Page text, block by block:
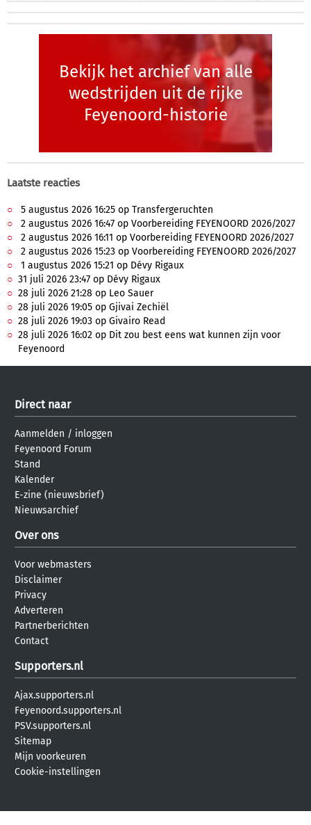
Bekijk het archief van alle
wedstrijden uit de rijke
Feyenoord-historie
Laatste reacties
5 augustus 2026 16:25 op Transfergeruchten
2 augustus 2026 16:47 op Voorbereiding FEYENOORD 2026/2027
2 augustus 2026 16:11 op Voorbereiding FEYENOORD 2026/2027
2 augustus 2026 15:23 op Voorbereiding FEYENOORD 2026/2027
1 augustus 2026 15:21 op Dévy Rigaux
31 juli 2026 23:47 op Dévy Rigaux
28 juli 2026 21:28 op Leo Sauer
28 juli 2026 19:05 op Gjivai Zechiël
28 juli 2026 19:03 op Givairo Read
28 juli 2026 16:02 op Dit zou best eens wat kunnen zijn voor
Feyenoord
Direct naar
Aanmelden / inloggen
Feyenoord Forum
Stand
Kalender
E-zine (nieuwsbrief)
Nieuwsarchief
Over ons
Voor webmasters
Disclaimer
Privacy
Adverteren
Partnerberichten
Contact
Supporters.nl
Ajax.supporters.nl
Feyenoord.supporters.nl
PSV.supporters.nl
Sitemap
Mijn voorkeuren
Cookie-instellingen